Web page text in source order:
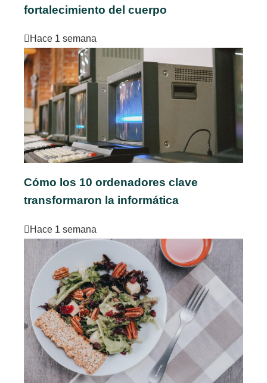
fortalecimiento del cuerpo
Hace 1 semana
Cómo los 10 ordenadores clave
transformaron la informática
Hace 1 semana